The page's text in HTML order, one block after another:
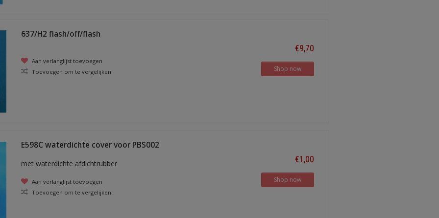
637/H2 flash/off/flash
Aan verlanglijst toevoegen
Toevoegen om te vergelijken
€9,70
Shop now
E598C waterdichte cover voor PBS002
met waterdichte afdichtrubber
Aan verlanglijst toevoegen
Toevoegen om te vergelijken
€1,00
Shop now